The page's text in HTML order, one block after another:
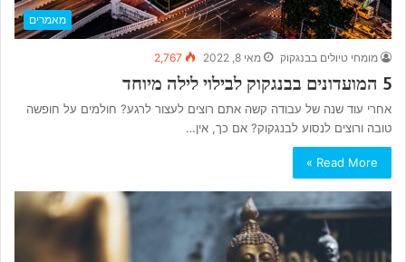
מאמרים
מומחי טיולים בבנגקוק מאי 8, 2022 2,767
5 המועדונים בבנגקוק לבילוי לילה מיוחד
אחרי עוד שנה של עבודה קשה אתם רוצים לעצור לרגע? חולמים על חופשה
טובה ורוצים לנסוע לבנגקוק? אם כך, אין…
Read More »